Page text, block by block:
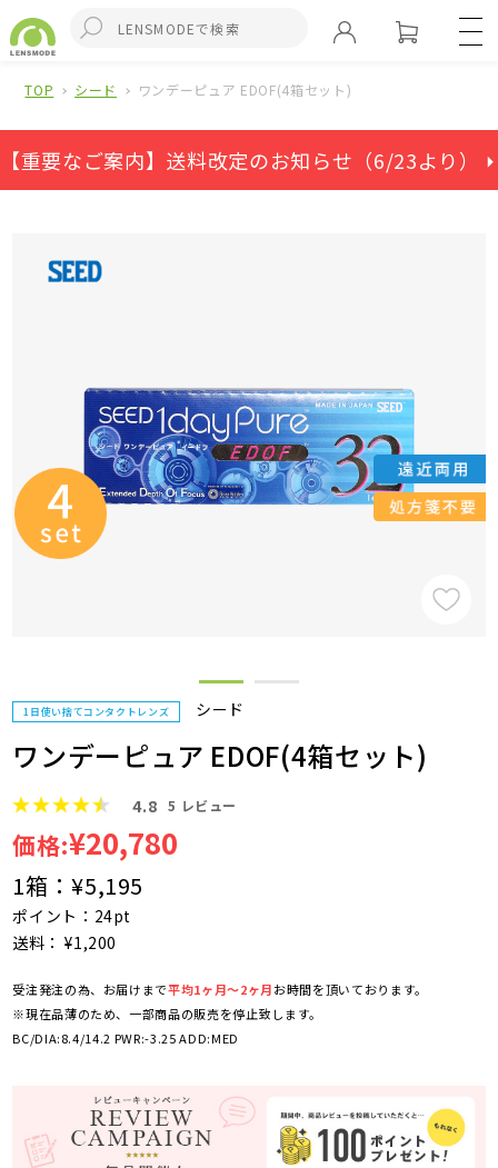
TOP シード ワンデーピュア EDOF(4箱セット)
【重要なご案内】送料改定のお知らせ（6/23より） ⏵
1日使い捨てコンタクトレンズ シード
ワンデーピュア EDOF(4箱セット)
4.8 5 レビュー
価格:¥20,780
1箱：¥5,195
ポイント：24pt
送料： ¥1,200
受注発注の為、お届けまで平均1ヶ月～2ヶ月お時間を頂いております。
※現在品薄のため、一部商品の販売を停止致します。
BC/DIA:8.4/14.2 PWR:-3.25 ADD:MED